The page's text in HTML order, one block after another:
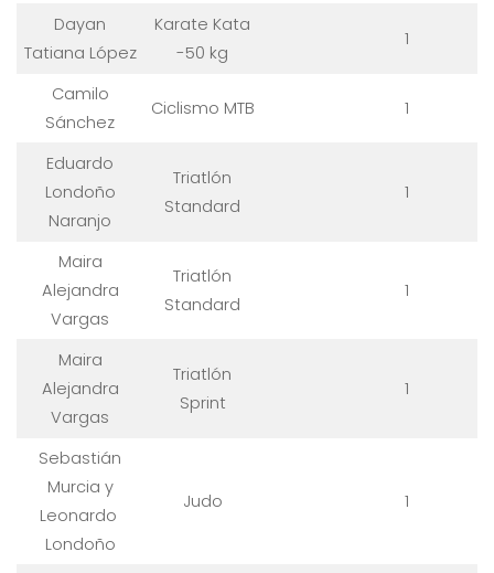
Dayan
Tatiana López
Karate Kata
-50 kg
1
Camilo
Sánchez
Ciclismo MTB 1
Eduardo
Londoño
Naranjo
Triatlón
Standard
1
Maira
Alejandra
Vargas
Triatlón
Standard
1
Maira
Alejandra
Vargas
Triatlón
Sprint
1
Sebastián
Murcia y
Leonardo
Londoño
Judo 1